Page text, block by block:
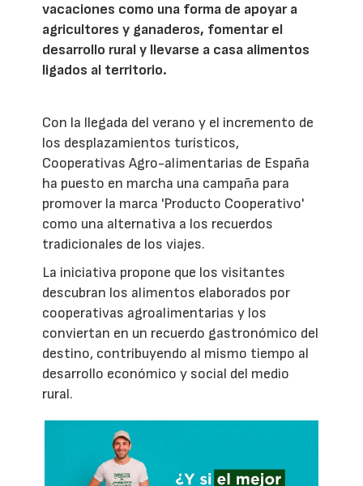
vacaciones como una forma de apoyar a
agricultores y ganaderos, fomentar el
desarrollo rural y llevarse a casa alimentos
ligados al territorio.
Con la llegada del verano y el incremento de
los desplazamientos turísticos,
Cooperativas Agro-alimentarias de España
ha puesto en marcha una campaña para
promover la marca 'Producto Cooperativo'
como una alternativa a los recuerdos
tradicionales de los viajes.
La iniciativa propone que los visitantes
descubran los alimentos elaborados por
cooperativas agroalimentarias y los
conviertan en un recuerdo gastronómico del
destino, contribuyendo al mismo tiempo al
desarrollo económico y social del medio
rural.